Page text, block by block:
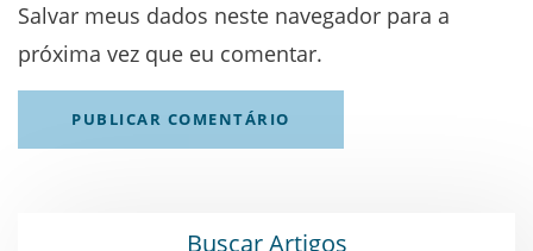
Salvar meus dados neste navegador para a
próxima vez que eu comentar.
Buscar Artigos